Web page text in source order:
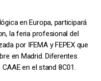
en Europa, participará
la feria profesional del
por IFEMA y FEPEX que
en Madrid. Diferentes
en el stand 8C01.